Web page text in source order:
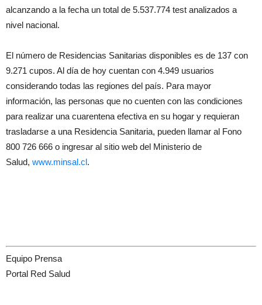
alcanzando a la fecha un total de 5.537.774 test analizados a
nivel nacional.
El número de Residencias Sanitarias disponibles es de 137 con
9.271 cupos. Al día de hoy cuentan con 4.949 usuarios
considerando todas las regiones del país. Para mayor
información, las personas que no cuenten con las condiciones
para realizar una cuarentena efectiva en su hogar y requieran
trasladarse a una Residencia Sanitaria, pueden llamar al Fono
800 726 666 o ingresar al sitio web del Ministerio de
Salud, www.minsal.cl.
Equipo Prensa
Portal Red Salud